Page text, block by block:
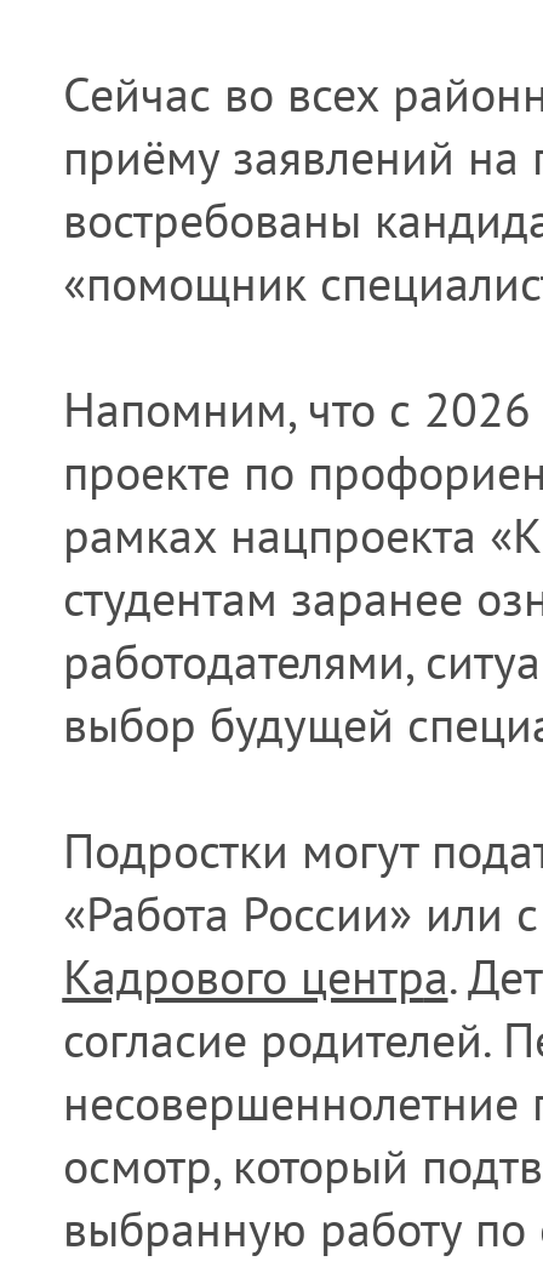
Сейчас во всех
приёму заявлений на
востребованы
«помощник
Напомним, что с 2026
проекте по
рамках нацпроекта
студентам заранее
работодателями,
выбор будущей
Подростки могут
«Работа России» или
Кадрового центра.
согласие родителей.
несовершеннолетние
осмотр, который
выбранную работу по